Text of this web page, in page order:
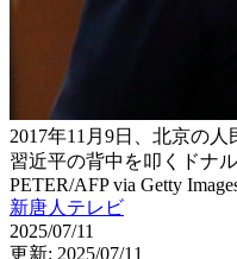
2017年11月9日、北京の
習近平の背中を叩くドナ
PETER/AFP via Getty
新唐人テレビ
2025/07/11
更新: 2025/07/11